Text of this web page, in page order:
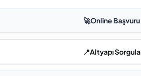
🚀Online Başvuru
📍Altyapı Sorgula